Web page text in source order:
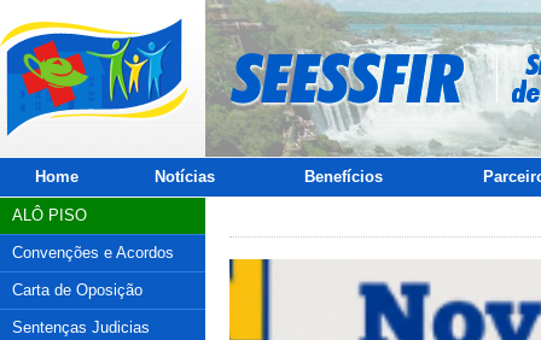
Home Notícias Benefícios
ALÔ PISO
Convenções e Acordos
Carta de Oposição
Sentenças Judicias